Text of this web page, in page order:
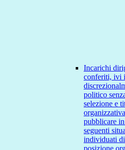
Incarichi
conferiti, ivi
politico
selezione e
pubblicare
seguenti
individuati